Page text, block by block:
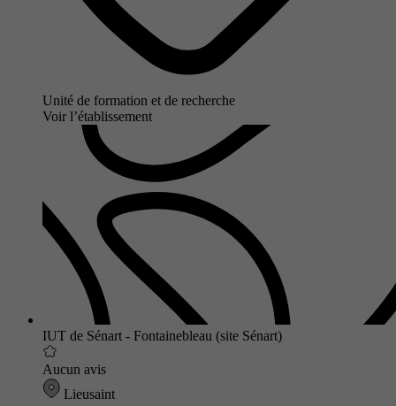
Unité de formation et de recherche
Voir l’établissement
IUT de Sénart - Fontainebleau (site Sénart)
Aucun avis
Lieusaint